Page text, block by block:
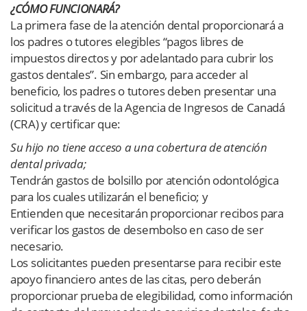
¿CÓMO FUNCIONARÁ?
La primera fase de la atención dental proporcionará a
los padres o tutores elegibles “pagos libres de
impuestos directos y por adelantado para cubrir los
gastos dentales”. Sin embargo, para acceder al
beneficio, los padres o tutores deben presentar una
solicitud a través de la Agencia de Ingresos de Canadá
(CRA) y certificar que:
Su hijo no tiene acceso a una cobertura de atención
dental privada;
Tendrán gastos de bolsillo por atención odontológica
para los cuales utilizarán el beneficio; y
Entienden que necesitarán proporcionar recibos para
verificar los gastos de desembolso en caso de ser
necesario.
Los solicitantes pueden presentarse para recibir este
apoyo financiero antes de las citas, pero deberán
proporcionar prueba de elegibilidad, como información